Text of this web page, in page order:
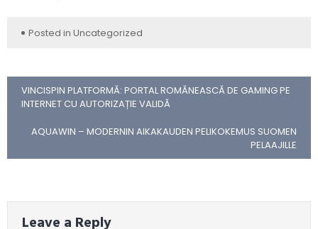
Posted in Uncategorized
VINCISPIN PLATFORMĂ: PORTAL ROMĂNEASCĂ DE GAMING PE
INTERNET CU AUTORIZAȚIE VALIDĂ
AQUAWIN – MODERNIN AIKAKAUDEN PELIKOKEMUS SUOMEN
PELAAJILLE
Leave a Reply